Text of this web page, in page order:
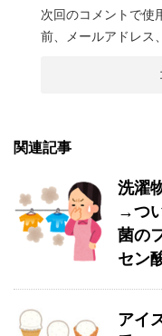
次回のコメントで使
前、メールアドレス
関連記事
洗濯
→つ
菌の
セン
アイ